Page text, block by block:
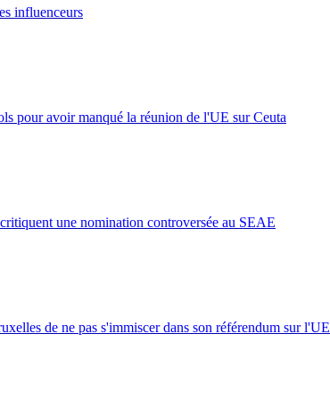
influenceurs
pour avoir manqué la réunion de l'UE sur Ceuta
une nomination controversée au SEAE
de ne pas s'immiscer dans son référendum sur l'UE